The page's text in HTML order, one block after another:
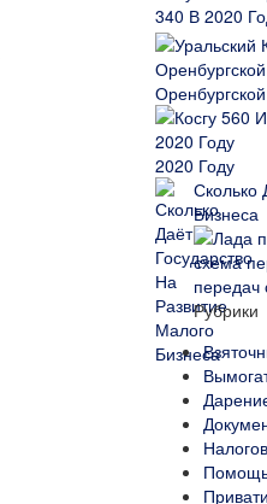
2020 Году
Сколько
Бизнеса
передач
Рубрики